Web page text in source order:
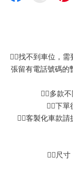
👉🏻找不到車位，
張留有電話號碼的
👉🏻多款
👉🏻下
👉🏻客製化車款
👉🏻尺